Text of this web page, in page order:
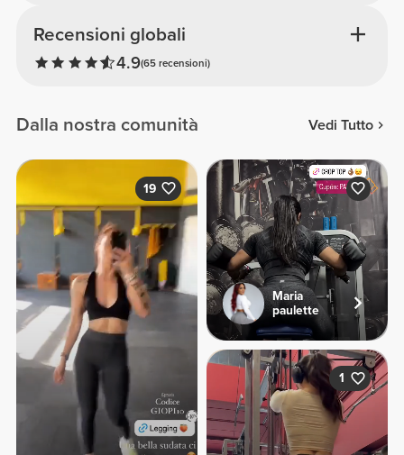
Recensioni globali
4.9(65 recensioni)
Dalla nostra comunità Vedi Tutto
19
Maria
paulette
1